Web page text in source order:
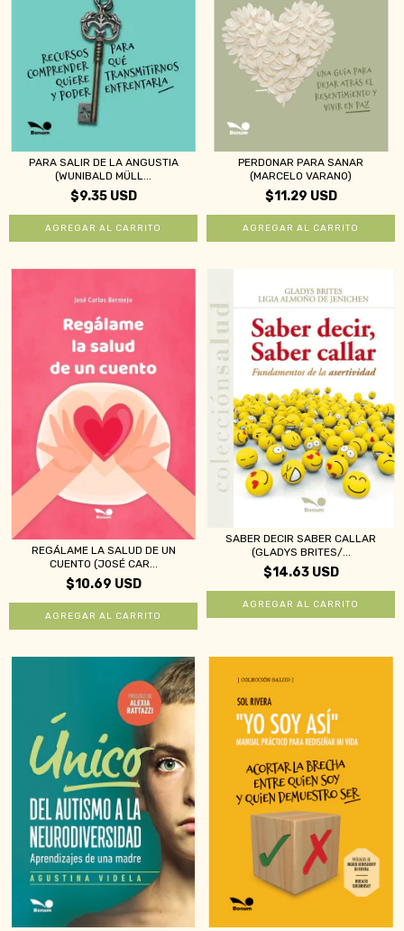
PARA SALIR DE LA ANGUSTIA
(WUNIBALD MÜLL...
$9.35 USD
PERDONAR PARA SANAR
(MARCELO VARANO)
$11.29 USD
REGÁLAME LA SALUD DE UN
CUENTO (JOSÉ CAR...
$10.69 USD
SABER DECIR SABER CALLAR
(GLADYS BRITES/...
$14.63 USD